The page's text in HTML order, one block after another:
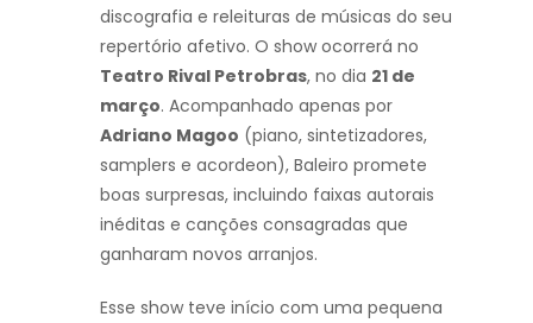
discografia e releituras de músicas do seu
repertório afetivo. O show ocorrerá no
Teatro Rival Petrobras, no dia 21 de
março. Acompanhado apenas por
Adriano Magoo (piano, sintetizadores,
samplers e acordeon), Baleiro promete
boas surpresas, incluindo faixas autorais
inéditas e canções consagradas que
ganharam novos arranjos.
Esse show teve início com uma pequena